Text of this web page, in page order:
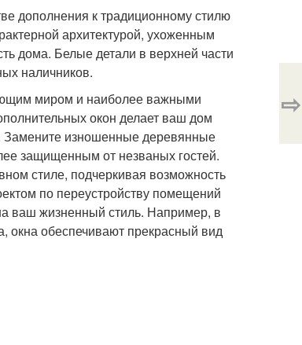
дополнения к традиционному стилю
архитектурой, ухоженным
дома. Белые детали в верхней части
наличников.
миром и наиболее важными
окон делает ваш дом
Замените изношенные деревянные
защищенным от незваных гостей.
стиле, подчеркивая возможность
по переустройству помещений
ваш жизненный стиль. Например, в
окна обеспечивают прекрасный вид
⇨